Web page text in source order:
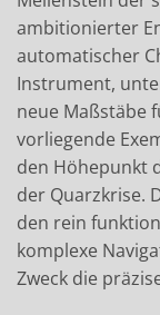
ambitionierter
automatischer
Instrument,
neue Maßstäbe
vorliegende
den Höhepunkt
der Quarzkrise.
den rein
komplexe
Zweck die